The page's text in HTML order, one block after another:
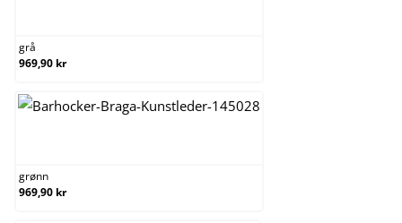
grå
969,90 kr
grønn
969,90 kr